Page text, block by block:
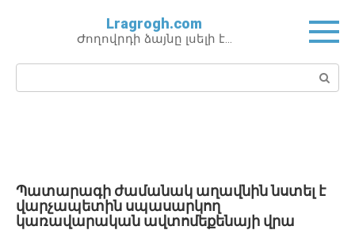
Lragrogh.com
Ժողովրդի ձայնը լսելի է…
Поиск:
Պատարագի ժամանակ աղավնին նստել է
վարչապետին սպասարկող
կառավարական ավտոմեքենայի վրա